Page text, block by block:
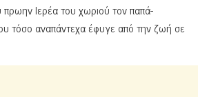
πρωην Ιερέα του χωριού τον παπά-
τόσο αναπάντεχα έφυγε από την ζωή σε